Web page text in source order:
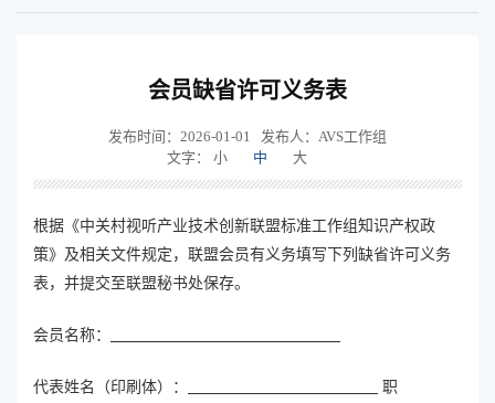
会员缺省许可义务表
发布时间：2026-01-01
发布人：AVS工作组
文字：
小 中 大
根据《中关村视听产业技术创新联盟标准工作组知识产权政
策》及相关文件规定，联盟会员有义务填写下列缺省许可义务
表，并提交至联盟秘书处保存。
会员名称：
代表姓名（印刷体）：
职